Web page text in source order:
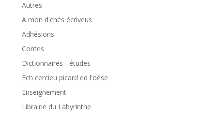
Autres
A mon d'chés écriveus
Adhésions
Contes
Dictionnaires - études
Ech cercieu picard ed l'oése
Enseignement
Librairie du Labyrinthe